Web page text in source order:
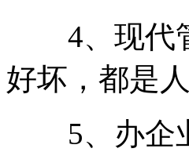
4、现代管
好坏，都是
5、办企业